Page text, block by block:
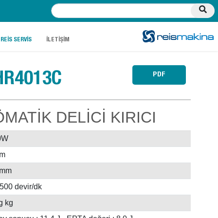
REİS SERVİS İLETİŞİM
DELİCİ KIRICI
PDF
devir/dk
kg